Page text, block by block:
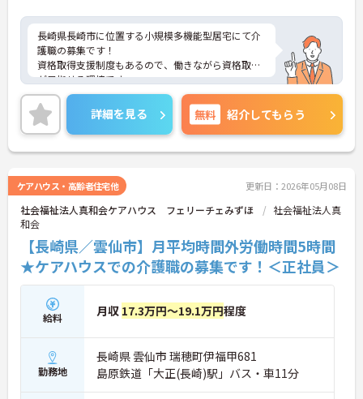
長崎県長崎市に位置する小規模多機能型居宅にて介
護職の募集です！
資格取得支援制度もあるので、働きながら資格取得
が目指せる環境です。
ご興味ある方には、面接対策ポイントなど、さらに
詳細をお話しいたしますのでお気軽にご相談くださ
い！
詳細を見る 無料 紹介してもらう
ケアハウス・高齢者住宅他 更新日：2026年05月08日
社会福祉法人真和会ケアハウス フェリーチェみずほ
社会福祉法人真
和会
【長崎県／雲仙市】月平均時間外労働時間5時間
★ケアハウスでの介護職の募集です！＜正社員＞
給料 月収 17.3万円～19.1万円程度
勤務地
長崎県 雲仙市 瑞穂町伊福甲681
島原鉄道「大正(長崎)駅」バス・車11分